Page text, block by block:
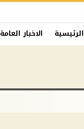
الرئيسية الاخبار العامة